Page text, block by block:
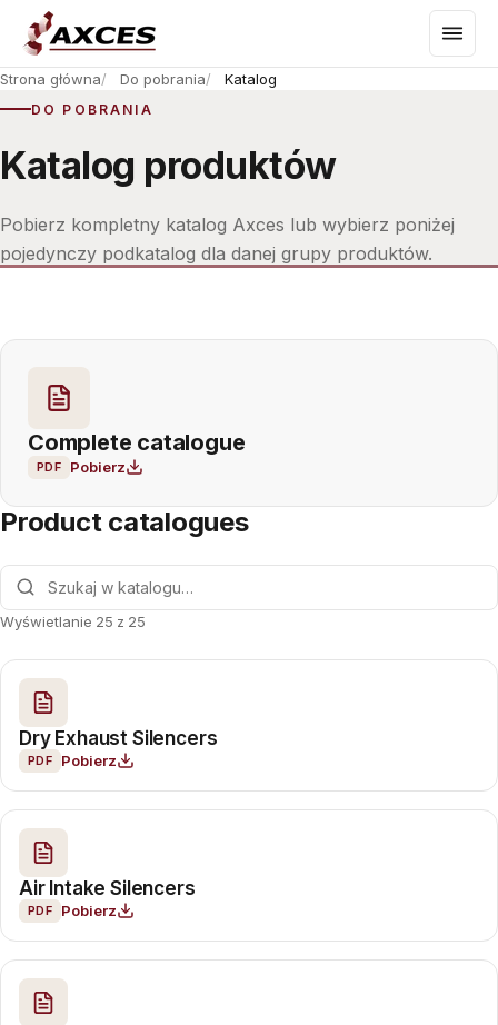
Strona główna Do pobrania Katalog
DO POBRANIA
Katalog produktów
Pobierz kompletny katalog Axces lub wybierz poniżej
pojedynczy podkatalog dla danej grupy produktów.
Complete catalogue
PDF Pobierz
Product catalogues
Wyświetlanie 25 z 25
Dry Exhaust Silencers
PDF Pobierz
Air Intake Silencers
PDF Pobierz